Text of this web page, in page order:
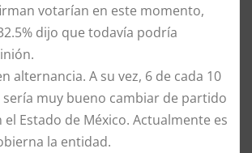
votarían en este momento,
dijo que todavía podría
alternancia. A su vez, 6 de cada 10
muy bueno cambiar de partido
Estado de México. Actualmente es
la entidad.